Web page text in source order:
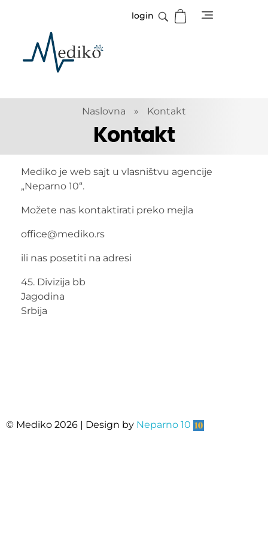
Mediko
Magazin o zdravlju
login
Naslovna » Kontakt
Kontakt
Mediko je web sajt u vlasništvu agencije
„Neparno 10“.
Možete nas kontaktirati preko mejla
office@mediko.rs
ili nas posetiti na adresi
45. Divizija bb
Jagodina
Srbija
© Mediko 2026 | Design by Neparno 10